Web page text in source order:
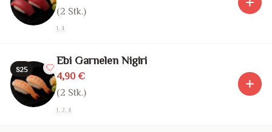
(2 Stk.)
1, 4
S25
Ebi Garnelen Nigiri
4,90 €
(2 Stk.)
1, 2, 4